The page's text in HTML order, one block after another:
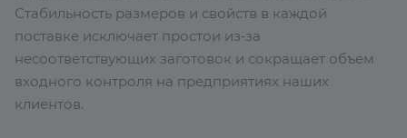
Стабильность размеров и свойств в каждой
поставке исключает простои из‑за
несоответствующих заготовок и сокращает объем
входного контроля на предприятиях наших
клиентов.